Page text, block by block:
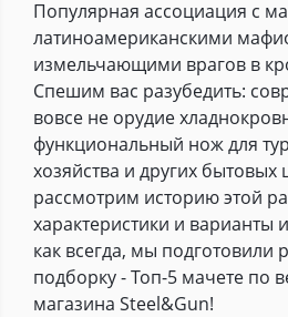
Популярная ассоциация с
латиноамериканскими
измельчающими врагов в
Спешим вас разубедить:
вовсе не орудие
функциональный нож для
хозяйства и других бытовых
рассмотрим историю этой
характеристики и варианты
как всегда, мы подготовили
подборку - Топ-5 мачете по
магазина Steel&Gun!